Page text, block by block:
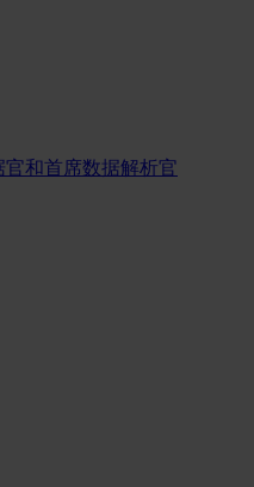
和首席数据解析官